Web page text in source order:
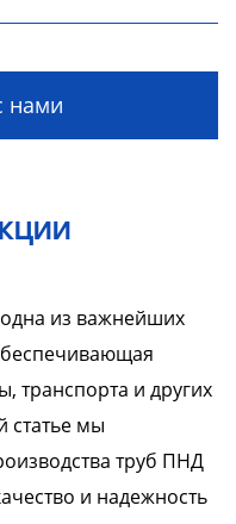
нами
из важнейших
транспорта и других
статье мы
труб ПНД
и надежность